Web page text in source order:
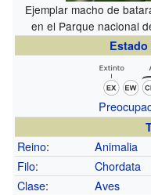
Ejemplar macho de
en el Parque nacional
Reino:
Animalia
Filo:
Chordata
Clase:
Aves